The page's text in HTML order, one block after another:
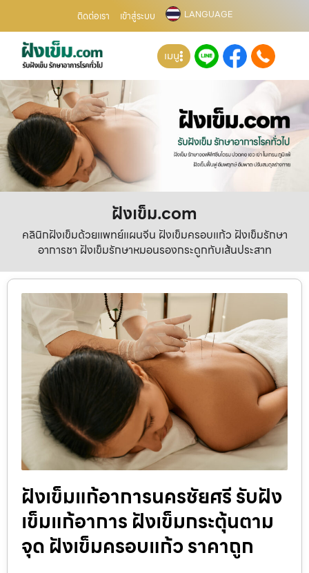
ติดต่อเรา เข้าสู่ระบบ LANGUAGE
เมนู
ฝังเข็ม.com
คลินิกฝังเข็มด้วยแพทย์แผนจีน ฝังเข็มครอบแก้ว ฝังเข็มรักษา
อาการชา ฝังเข็มรักษาหมอนรองกระดูกทับเส้นประสาท
ฝังเข็มแก้อาการนครชัยศรี รับฝัง
เข็มแก้อาการ ฝังเข็มกระตุ้นตาม
จุด ฝังเข็มครอบแก้ว ราคาถูก